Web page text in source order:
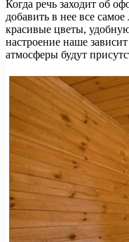
Когда речь заходит об
добавить в нее все
красивые цветы,
настроение наше
атмосферы будут